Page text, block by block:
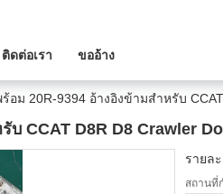
ติดต่อเรา ขออ้าง
ม 20R-9394 อ้างอิงข้ามสําหรับ
บ CCAT D8R D8 Crawler
รายล
สถานที่